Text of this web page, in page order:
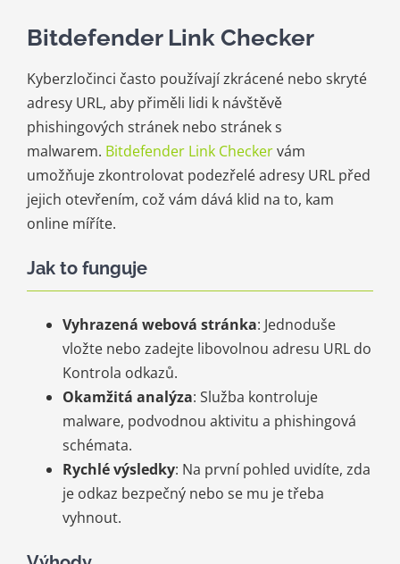
Bitdefender Link Checker
Kyberzločinci často používají zkrácené nebo skryté
adresy URL, aby přiměli lidi k návštěvě
phishingových stránek nebo stránek s
malwarem. Bitdefender Link Checkervám
umožňuje zkontrolovat podezřelé adresy URL před
jejich otevřením, což vám dává klid na to, kam
online míříte.
Jak to funguje
Vyhrazená webová stránka: Jednoduše
vložte nebo zadejte libovolnou adresu URL do
Kontrola odkazů.
Okamžitá analýza: Služba kontroluje
malware, podvodnou aktivitu a phishingová
schémata.
Rychlé výsledky: Na první pohled uvidíte, zda
je odkaz bezpečný nebo se mu je třeba
vyhnout.